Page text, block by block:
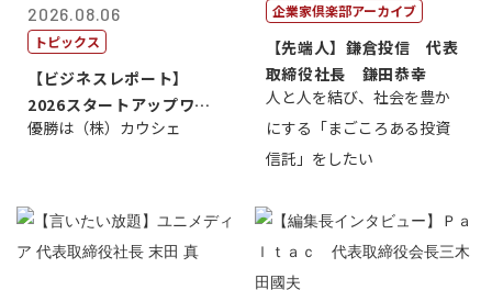
2026.08.06
トピックス
【ビジネスレポート】
2026スタートアップワー
ルドカップ東京
優勝は（株）カウシェ
企業家倶楽部アーカイブ
【先端人】鎌倉投信 代表
取締役社長 鎌田恭幸
人と人を結び、社会を豊か
にする「まごころある投資
信託」をしたい